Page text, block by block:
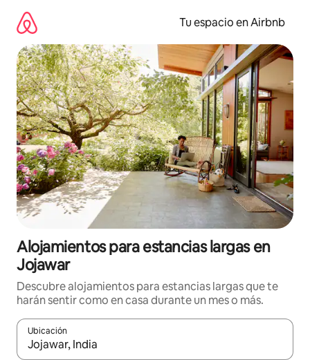
contenido
Tu espacio en Airbnb
Alojamientos para estancias largas en
Jojawar
Descubre alojamientos para estancias largas que te
harán sentir como en casa durante un mes o más.
Ubicación
Cuando los resultados estén disponibles, podrás navegar